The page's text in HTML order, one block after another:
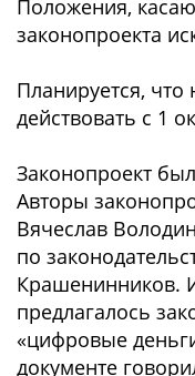
Положения,
законопроекта
Планируется,
действовать с 1
Законопроект
Авторы
Вячеслав
по
Крашенинников.
предлагалось
«цифровые
документе